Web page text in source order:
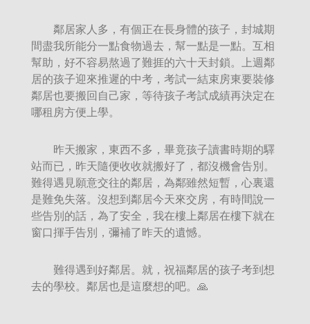
鄰居家人多，有個正在長身體的孩子，封城期
間盡我所能分一點食物過去，幫一點是一點。互相
幫助，好不容易熬過了難捱的六十天封鎖。上週鄰
居的孩子迎來推遲的中考，考試一結束房東要裝修
鄰居也要搬回自己家，等待孩子考試成績再決定在
哪租房方便上學。
昨天搬家，東西不多，畢竟孩子讀書時期的驛
站而已，昨天隨便收收就搬好了，都沒機會告別。
難得遇見願意交往的鄰居，為鄰雖然短暫，心裏還
是難免失落。沒想到鄰居今天來交房，有時間說一
些告別的話，為了安全，我在樓上鄰居在樓下就在
窗口揮手告別，彌補了昨天的遺憾。
難得遇到好鄰居。就，祝福鄰居的孩子考到想
去的學校。鄰居也是這麼想的吧。🙏